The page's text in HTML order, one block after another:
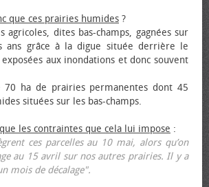
que ces prairies humides ?
agricoles, dites bas-champs, gagnées sur
grâce à la digue située derrière le
aux inondations et donc souvent
70 ha de prairies permanentes dont 45
situées sur les bas-champs.
les contraintes que cela lui impose :
ces parcelles au 10 mai, alors qu’on
au 15 avril sur nos autres prairies. Il y a
mois de décalage".